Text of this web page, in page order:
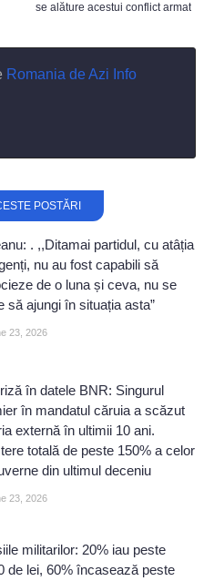
se alăture acestui conflict armat
Romania de Azi Info
POSTĂRI
. ,,Ditamai partidul, cu atâția
nu au fost capabili să
de o luna și ceva, nu se
să ajungi în situația asta”
23, 2026
în datele BNR: Singurul
în mandatul căruia a scăzut
externă în ultimii 10 ani.
totală de peste 150% a celor
din ultimul deceniu
23, 2026
militarilor: 20% iau peste
de lei, 60% încasează peste